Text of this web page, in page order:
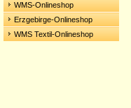
WMS-Onlineshop
Erzgebirge-Onlineshop
WMS Textil-Onlineshop